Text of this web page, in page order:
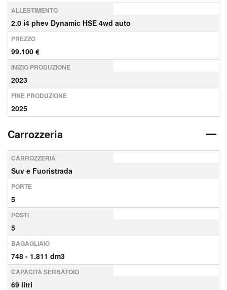
ALLESTIMENTO
2.0 i4 phev Dynamic HSE 4wd auto
PREZZO
99.100 €
INIZIO PRODUZIONE
2023
FINE PRODUZIONE
2025
Carrozzeria
CARROZZERIA
Suv e Fuoristrada
PORTE
5
POSTI
5
BAGAGLIAIO
748 - 1.811 dm3
CAPACITÀ SERBATOIO
69 litri